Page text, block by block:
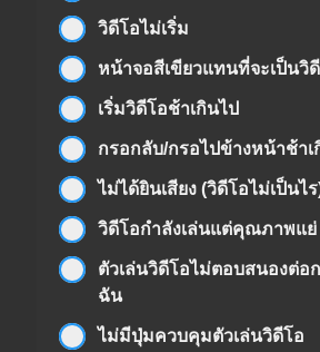
วิดีโอไม่เริ่ม
หน้าจอสีเขียวแทนที่จะเป็นวิ
เริ่มวิดีโอช้าเกินไป
กรอกลับ/กรอไปข้างหน้าช้าเ
ไม่ได้ยินเสียง (วิดีโอไม่เป็นไ
วิดีโอกำลังเล่นแต่คุณภาพแย่
ตัวเล่นวิดีโอไม่ตอบสนองต่อ
ฉัน
ไม่มีปุ่มควบคุมตัวเล่นวิดีโอ